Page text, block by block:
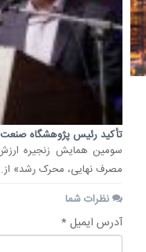
تأکید رئیس پژوهشگاه
سومین همایش زنجیره ارزش
مصرف نهایی، محرک رشد»
نظرات شما
آدرس ایمیل *